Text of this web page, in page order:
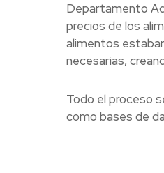
Departamento
precios de los
alimentos
necesarias,
Todo el proceso
como bases de